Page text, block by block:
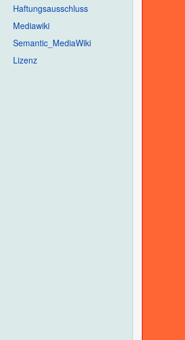
Haftungsausschluss
Mediawiki
Semantic_MediaWiki
Lizenz